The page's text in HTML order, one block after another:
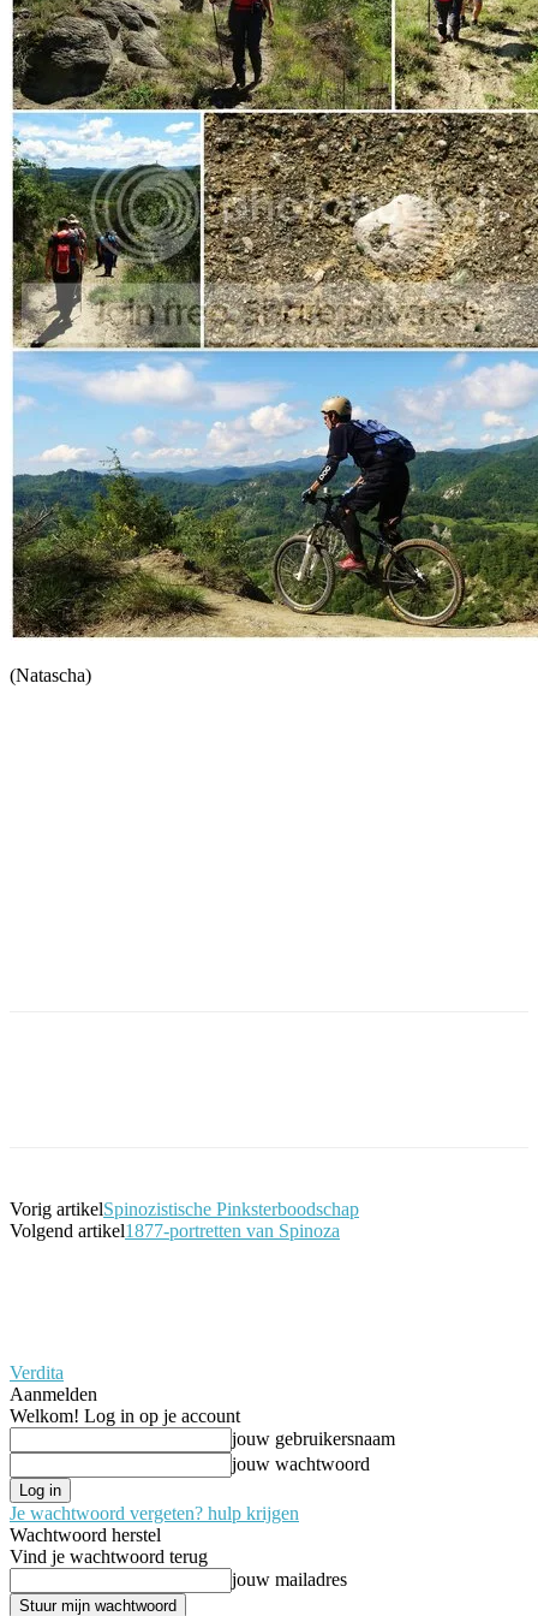
(Natascha)
Vorig artikelSpinozistische Pinksterboodschap
Volgend artikel1877-portretten van Spinoza
Verdita
Aanmelden
Welkom! Log in op je account
jouw gebruikersnaam
jouw wachtwoord
Je wachtwoord vergeten? hulp krijgen
Wachtwoord herstel
Vind je wachtwoord terug
jouw mailadres